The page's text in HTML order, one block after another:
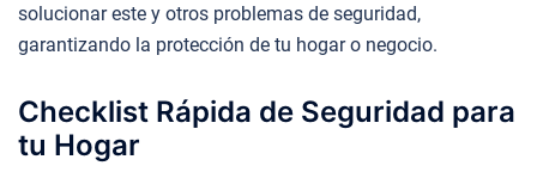
solucionar este y otros problemas de seguridad,
garantizando la protección de tu hogar o negocio.
Checklist Rápida de Seguridad para
tu Hogar